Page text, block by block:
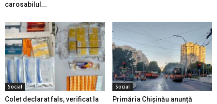
carosabilul...
Social
Colet declarat fals, verificat la
Social
Primăria Chișinău anunță